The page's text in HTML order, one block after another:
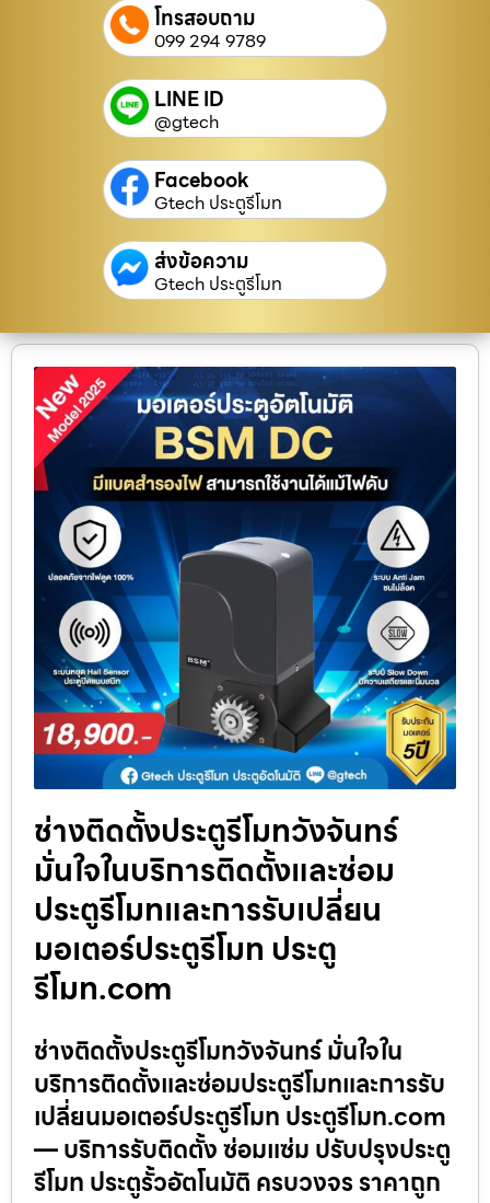
โทรสอบถาม
099 294 9789
LINE ID
@gtech
Facebook
Gtech ประตูรีโมท
ส่งข้อความ
Gtech ประตูรีโมท
ช่างติดตั้งประตูรีโมทวังจันทร์
มั่นใจในบริการติดตั้งและซ่อม
ประตูรีโมทและการรับเปลี่ยน
มอเตอร์ประตูรีโมท ประตู
รีโมท.com
ช่างติดตั้งประตูรีโมทวังจันทร์ มั่นใจใน
บริการติดตั้งและซ่อมประตูรีโมทและการรับ
เปลี่ยนมอเตอร์ประตูรีโมท ประตูรีโมท.com
— บริการรับติดตั้ง ซ่อมแซ่ม ปรับปรุงประตู
รีโมท ประตูรั้วอัตโนมัติ ครบวงจร ราคาถูก